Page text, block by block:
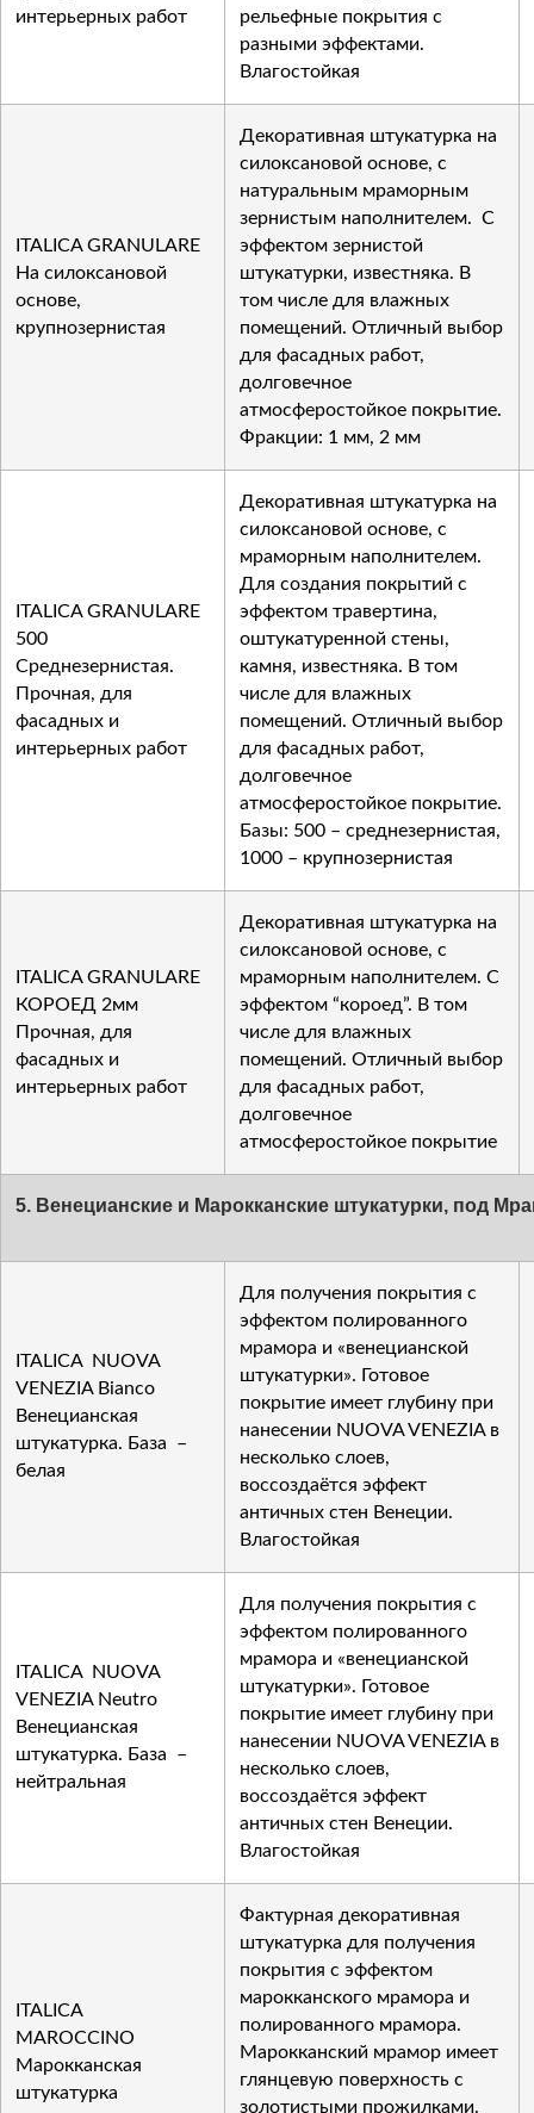
интерьерных работ
рельефные покрытия с
разными эффектами.
Влагостойкая
ITALICA GRANULARE
На силоксановой
основе,
крупнозернистая
Декоративная штукатурка на
силоксановой основе, с
натуральным мраморным
зернистым наполнителем. С
эффектом зернистой
штукатурки, известняка. В
том числе для влажных
помещений. Отличный выбор
для фасадных работ,
долговечное
атмосферостойкое покрытие.
Фракции: 1 мм, 2 мм
ITALICA GRANULARE
500
Среднезернистая.
Прочная, для
фасадных и
интерьерных работ
Декоративная штукатурка на
силоксановой основе, с
мраморным наполнителем.
Для создания покрытий с
эффектом травертина,
оштукатуренной стены,
камня, известняка. В том
числе для влажных
помещений. Отличный выбор
для фасадных работ,
долговечное
атмосферостойкое покрытие.
Базы: 500 – среднезернистая,
1000 – крупнозернистая
ITALICA GRANULARE
КОРОЕД 2мм
Прочная, для
фасадных и
интерьерных работ
Декоративная штукатурка на
силоксановой основе, с
мраморным наполнителем. С
эффектом “короед”. В том
числе для влажных
помещений. Отличный выбор
для фасадных работ,
долговечное
атмосферостойкое покрытие
5. Венецианские и Марокканские штукатурки, под
ITALICA NUOVA
VENEZIA Bianco
Венецианская
штукатурка. База –
белая
Для получения покрытия с
эффектом полированного
мрамора и «венецианской
штукатурки». Готовое
покрытие имеет глубину при
нанесении NUOVA VENEZIA в
несколько слоев,
воссоздаётся эффект
античных стен Венеции.
Влагостойкая
ITALICA NUOVA
VENEZIA Neutro
Венецианская
штукатурка. База –
нейтральная
Для получения покрытия с
эффектом полированного
мрамора и «венецианской
штукатурки». Готовое
покрытие имеет глубину при
нанесении NUOVA VENEZIA в
несколько слоев,
воссоздаётся эффект
античных стен Венеции.
Влагостойкая
ITALICA
MAROCCINO
Марокканская
штукатурка
Фактурная декоративная
штукатурка для получения
покрытия с эффектом
марокканского мрамора и
полированного мрамора.
Марокканский мрамор имеет
глянцевую поверхность с
золотистыми прожилками.